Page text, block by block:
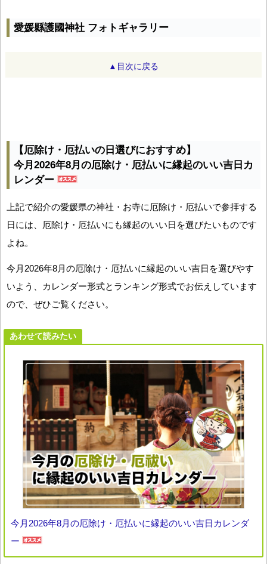
愛媛縣護國神社 フォトギャラリー
▲目次に戻る
【厄除け・厄払いの日選びにおすすめ】
今月2026年8月の厄除け・厄払いに縁起のいい吉日カ
レンダー
上記で紹介の愛媛県の神社・お寺に厄除け・厄払いで参拝する
日には、厄除け・厄払いにも縁起のいい日を選びたいものです
よね。
今月2026年8月の厄除け・厄払いに縁起のいい吉日を選びやす
いよう、カレンダー形式とランキング形式でお伝えしています
ので、ぜひご覧ください。
あわせて読みたい
今月2026年8月の厄除け・厄払いに縁起のいい吉日カレンダ
ー